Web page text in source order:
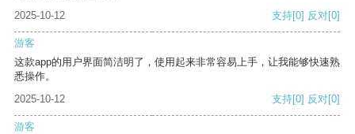
2025-10-12
支持[0] 反对[0]
游客
这款app的用户界面简洁明了，使用起来非常容易上手，让我能够快速熟
悉操作。
2025-10-12
支持[0] 反对[0]
游客